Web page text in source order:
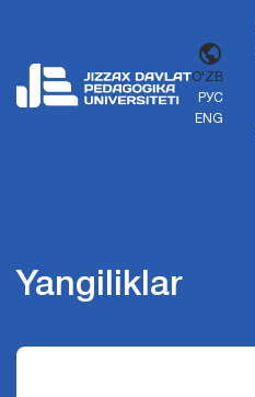
O'ZB
РУС
ENG
Yangiliklar